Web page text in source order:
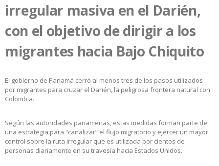
irregular masiva en el Darién,
con el objetivo de dirigir a los
migrantes hacia Bajo Chiquito
El gobierno de Panamá cerró al menos tres de los pasos utilizados
por migrantes para cruzar el Darién, la peligrosa frontera natural con
Colombia.
Según las autoridades panameñas, estas medidas forman parte de
una estrategia para “canalizar” el flujo migratorio y ejercer un mayor
control sobre la ruta irregular que es utilizada por cientos de
personas diariamente en su travesía hacia Estados Unidos.